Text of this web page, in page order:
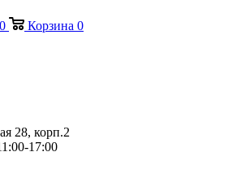
0 Корзина 0
28, корп.2
17:00